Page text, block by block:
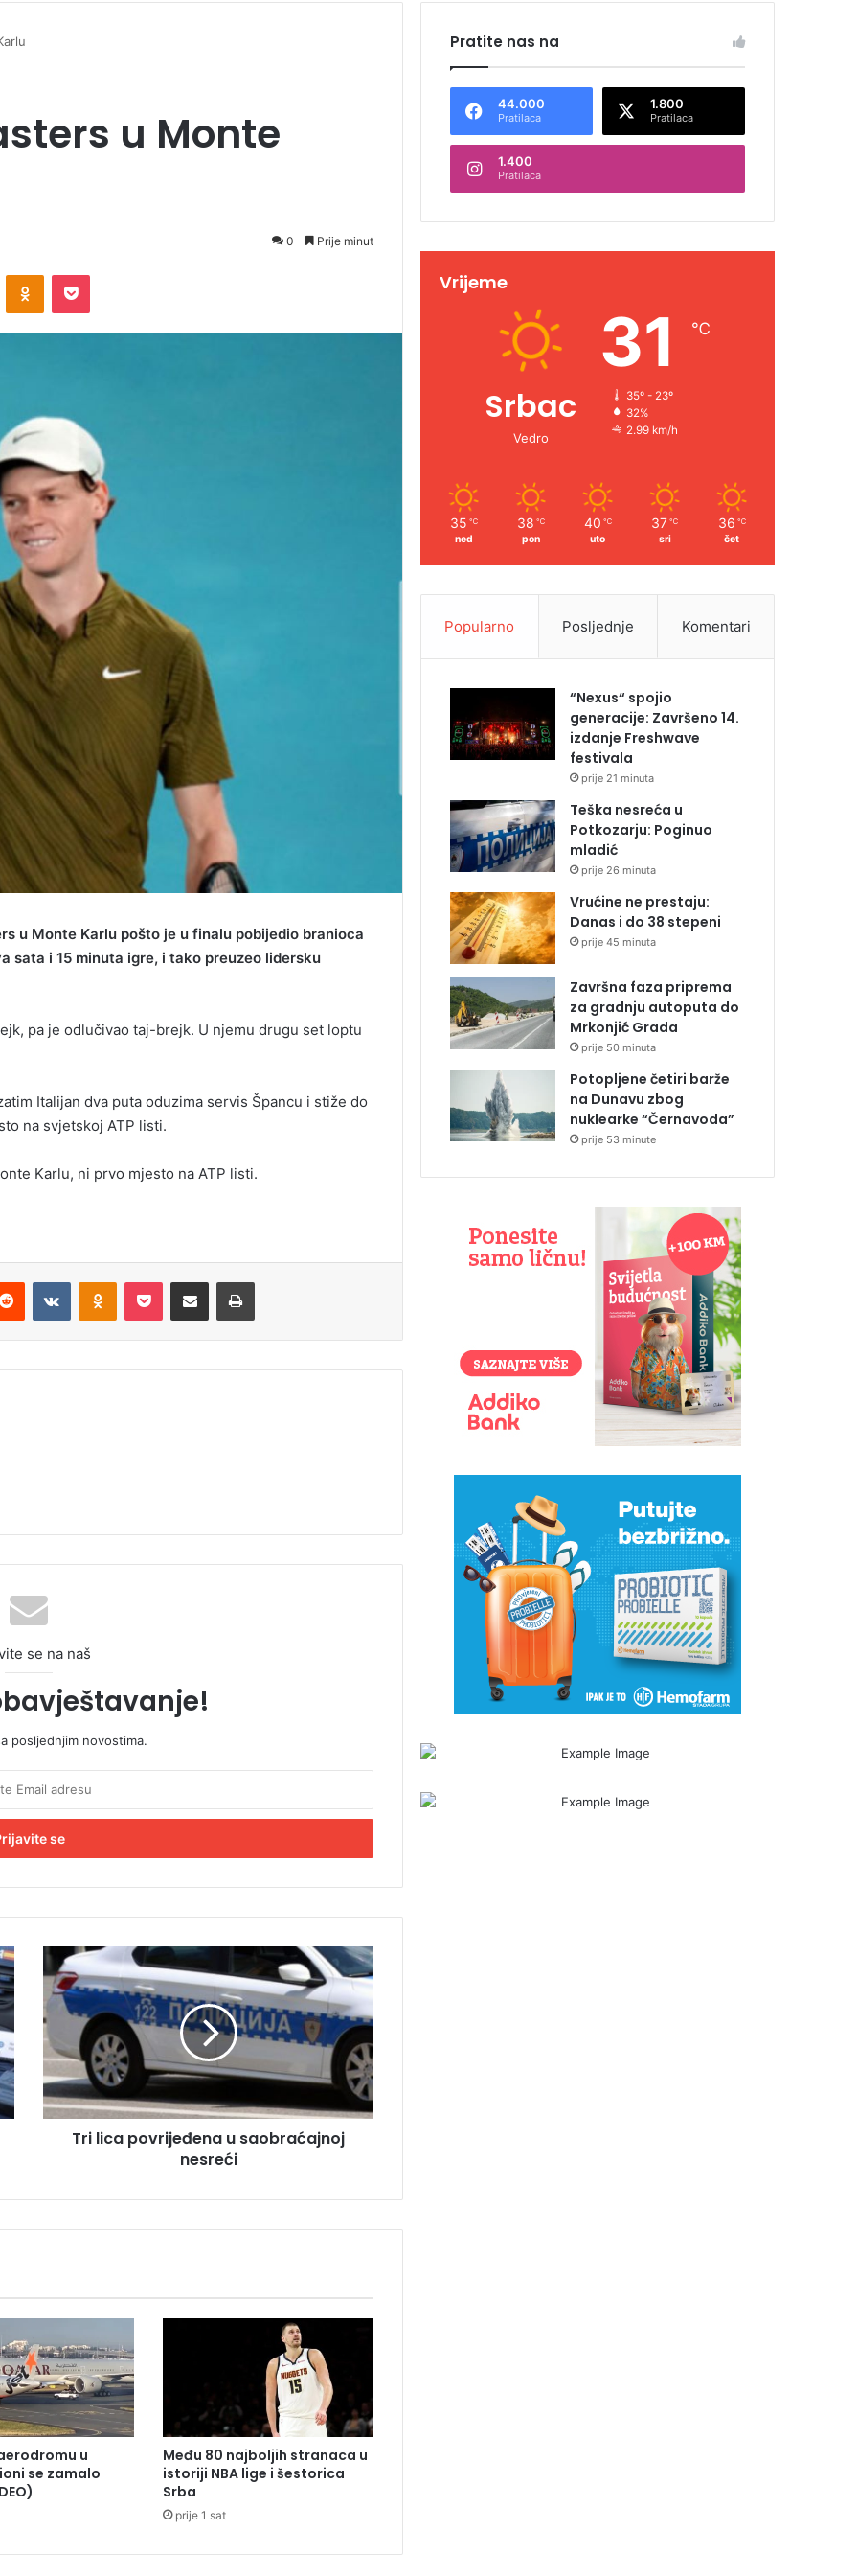
u Monte
0 Prije minut
u Monte Karlu pošto je u finalu pobijedio branioca
sata i 15 minuta igre, i tako preuzeo lidersku
pa je odlučivao taj-brejk. U njemu drugu set loptu
Italijan dva puta oduzima servis Špancu i stiže do
na svjetskoj ATP listi.
Karlu, ni prvo mjesto na ATP listi.
se na naš
posljednjim novostima.
T
r
l
i
c
a
p
o
j
a
u
a
o
b
r
a
ć
a
j
Tri lica povrijeđena u saobraćajnoj
nesreći
u
se zamalo
Među 80 najboljih stranaca u
istoriji NBA lige i šestorica
Srba
prije 1 sat
Pratite nas na
44.000
Pratilaca
1.800
Pratilaca
1.400
Pratilaca
Vrijeme
Srbac
Vedro
31 ℃
35º - 23º
32%
2.99 km/h
35 ℃
ned
38 ℃
pon
40 ℃
uto
37 ℃
sri
36 ℃
čet
Popularno Posljednje Komentari
“Nexus“ spojio
generacije: Završeno 14.
izdanje Freshwave
festivala
prije 21 minuta
Teška nesreća u
Potkozarju: Poginuo
mladić
prije 26 minuta
Vrućine ne prestaju:
Danas i do 38 stepeni
prije 45 minuta
Završna faza priprema
za gradnju autoputa do
Mrkonjić Grada
prije 50 minuta
Potopljene četiri barže
na Dunavu zbog
nuklearke “Černavoda”
prije 53 minute